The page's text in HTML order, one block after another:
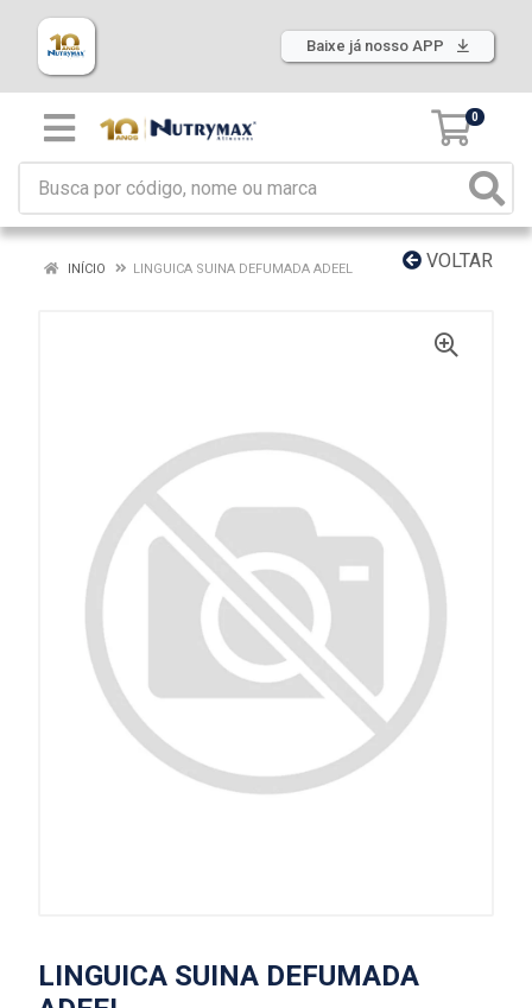
Baixe já nosso APP
0
VOLTAR
INÍCIO LINGUICA SUINA DEFUMADA ADEEL
LINGUICA SUINA DEFUMADA